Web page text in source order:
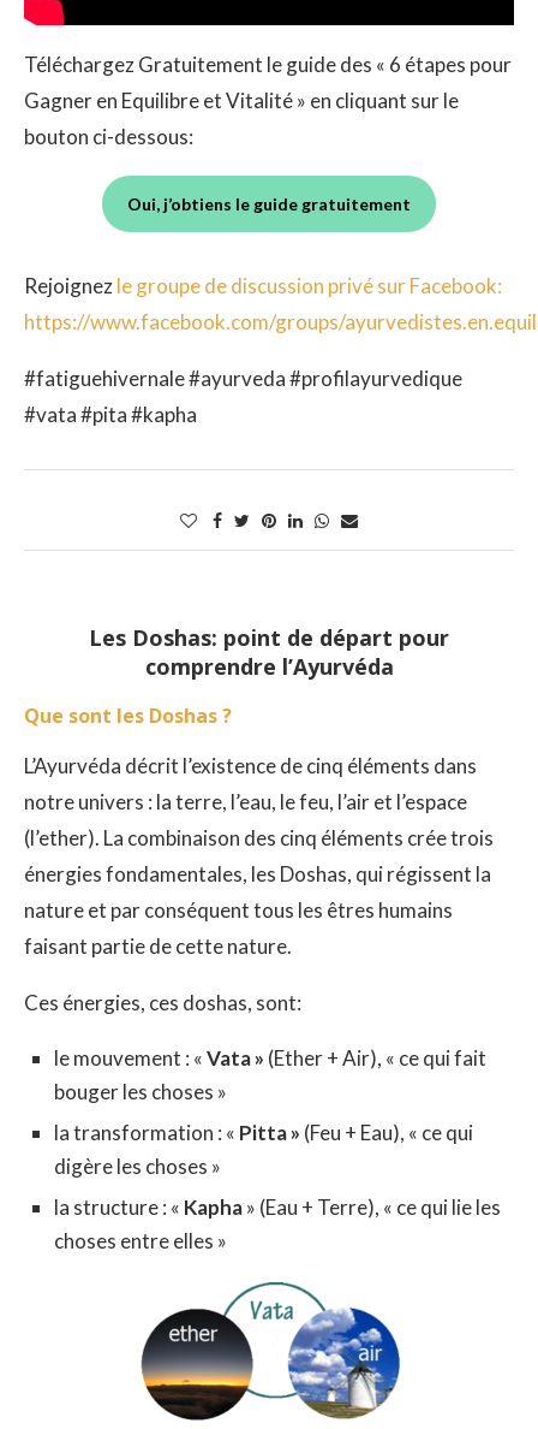
Téléchargez Gratuitement le guide des « 6 étapes pour
Gagner en Equilibre et Vitalité » en cliquant sur le
bouton ci-dessous:
Oui, j’obtiens le guide gratuitement
Rejoignezle groupe de discussion privé sur Facebook:
https://www.facebook.com/groups/
#fatiguehivernale #ayurveda #profilayurvedique
#vata #pita #kapha
Les Doshas: point de départ pour
comprendre l’Ayurvéda
Que sont les Doshas ?
L’Ayurvéda décrit l’existence de cinq éléments dans
notre univers : la terre, l’eau, le feu, l’air et l’espace
(l’ether). La combinaison des cinq éléments crée trois
énergies fondamentales, les Doshas, qui régissent la
nature et par conséquent tous les êtres humains
faisant partie de cette nature.
Ces énergies, ces doshas, sont:
le mouvement : «Vata » (Ether + Air), « ce qui fait
bouger les choses »
la transformation : « Pitta » (Feu + Eau), « ce qui
digère les choses »
la structure : « Kapha» (Eau + Terre), « ce qui lie les
choses entre elles »